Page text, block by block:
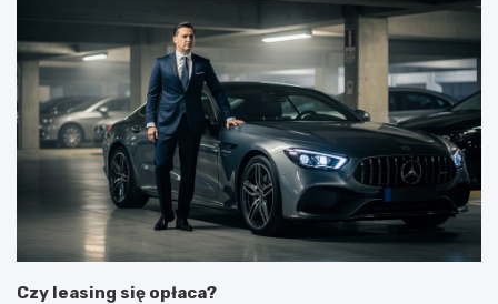
Czy leasing się opłaca?